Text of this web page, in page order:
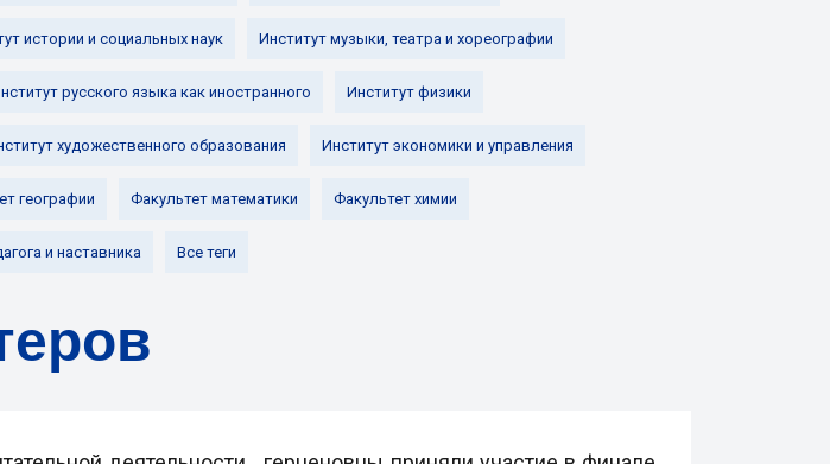
истории и социальных наук Институт музыки, театра и хореографии
русского языка как иностранного Институт физики
художественного образования Институт экономики и управления
географии Факультет математики Факультет химии
и наставника Все теги